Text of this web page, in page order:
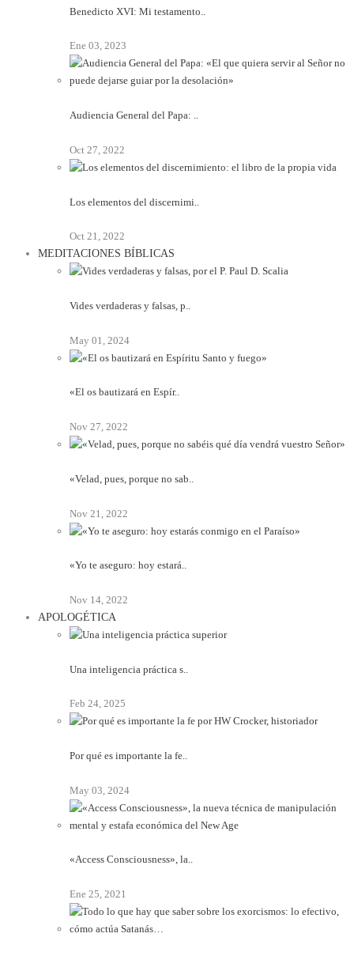
Benedicto XVI: Mi testamento..
Ene 03, 2023
Audiencia General del Papa: ..
Oct 27, 2022
Los elementos del discernimi..
Oct 21, 2022
MEDITACIONES BÍBLICAS
Vides verdaderas y falsas, p..
May 01, 2024
«El os bautizará en Espír..
Nov 27, 2022
«Velad, pues, porque no sab..
Nov 21, 2022
«Yo te aseguro: hoy estará..
Nov 14, 2022
APOLOGÉTICA
Una inteligencia práctica s..
Feb 24, 2025
Por qué es importante la fe..
May 03, 2024
«Access Consciousness», la..
Ene 25, 2021